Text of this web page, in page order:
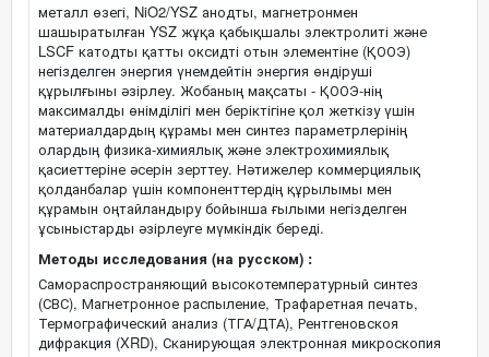
металл өзегі, NiO2/YSZ анодты, магнетронмен
шашыратылған YSZ жұқа қабықшалы электролиті және
LSCF катодты қатты оксидті отын элементіне (ҚООЭ)
негізделген энергия үнемдейтін энергия өндіруші
құрылғыны әзірлеу. Жобаның мақсаты - ҚООЭ-нің
максималды өнімділігі мен беріктігіне қол жеткізу үшін
материалдардың құрамы мен синтез параметрлерінің
олардың физика-химиялық және электрохимиялық
қасиеттеріне әсерін зерттеу. Нәтижелер коммерциялық
қолданбалар үшін компоненттердің құрылымы мен
құрамын оңтайландыру бойынша ғылыми негізделген
ұсыныстарды әзірлеуге мүмкіндік береді.
Методы исследования (на русском) :
Самораспространяющий высокотемпературный синтез
(СВС), Магнетронное распыление, Трафаретная печать,
Термографический анализ (ТГА/ДТА), Рентгеновскоя
дифракция (XRD), Сканирующая электронная микроскопия